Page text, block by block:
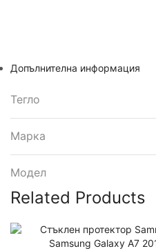
Допълнителна информация
Тегло
Марка
Модел
Related Products